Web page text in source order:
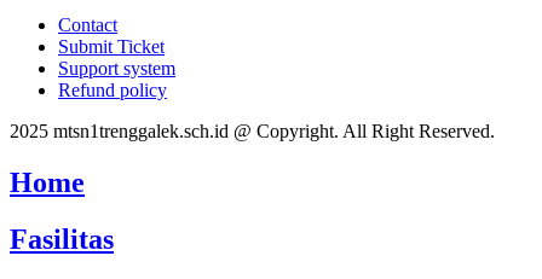
Contact
Submit Ticket
Support system
Refund policy
2025 mtsn1trenggalek.sch.id @ Copyright. All Right Reserved.
Home
Fasilitas